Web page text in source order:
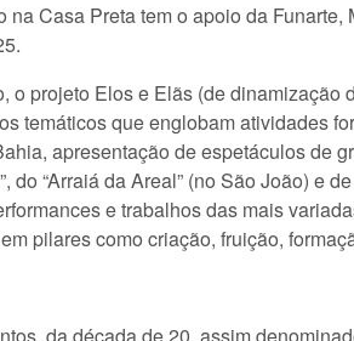
Casa Preta tem o apoio da
projeto Elos e Elãs (de dinamização
temáticos que englobam atividades
apresentação de espetáculos de
“Arraiá da Areal” (no São João) e
e trabalhos das mais
pilares como criação, fruição,